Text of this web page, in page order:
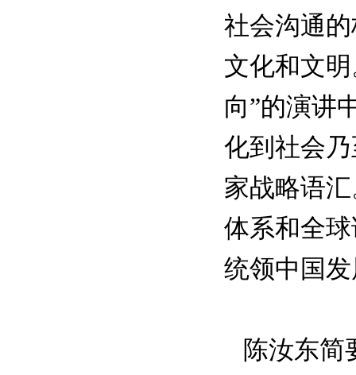
社会沟通
文化和文
向”的演讲
化到社会
家战略语
体系和全
统领中国
陈汝东简